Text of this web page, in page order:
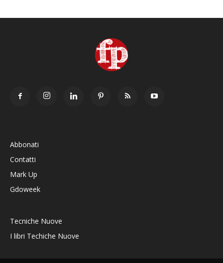
Abbonati
Contatti
Mark Up
Gdoweek
Tecniche Nuove
I libri Techiche Nuove